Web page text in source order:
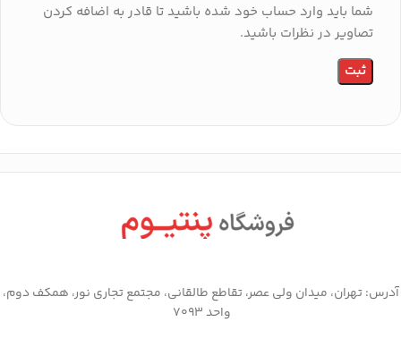
شما باید وارد حساب خود شده باشید تا قادر به اضافه کردن
تصاویر در نظرات باشید.
آدرس: تهران، میدان ولی عصر، تقاطع طالقانی، مجتمع تجاری نور، همکف دوم،
واحد 7093